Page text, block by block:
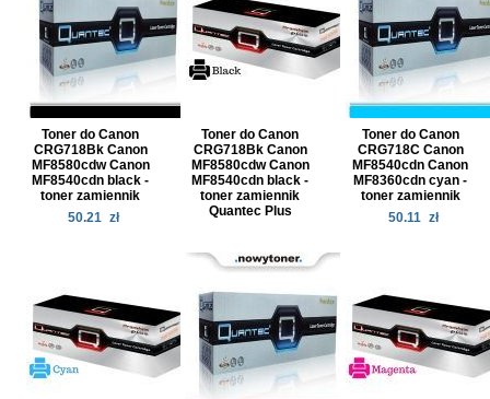
Toner do Canon
CRG718Bk Canon
MF8580cdw Canon
MF8540cdn black -
toner zamiennik
50.21 zł
Toner do Canon
CRG718Bk Canon
MF8580cdw Canon
MF8540cdn black -
toner zamiennik
Quantec Plus
Toner do Canon
CRG718C Canon
MF8540cdn Canon
MF8360cdn cyan -
toner zamiennik
50.11 zł